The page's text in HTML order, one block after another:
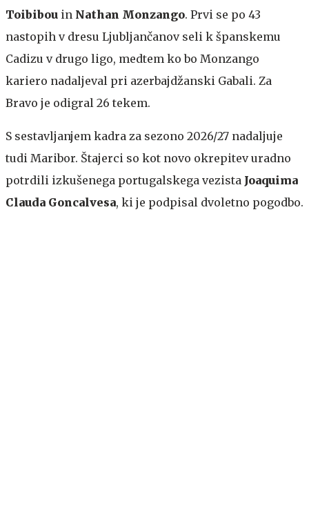
Toibibou in Nathan Monzango. Prvi se po 43
nastopih v dresu Ljubljančanov seli k španskemu
Cadizu v drugo ligo, medtem ko bo Monzango
kariero nadaljeval pri azerbajdžanski Gabali. Za
Bravo je odigral 26 tekem.
S sestavljanjem kadra za sezono 2026/27 nadaljuje
tudi Maribor. Štajerci so kot novo okrepitev uradno
potrdili izkušenega portugalskega vezista Joaquima
Clauda Goncalvesa, ki je podpisal dvoletno pogodbo.